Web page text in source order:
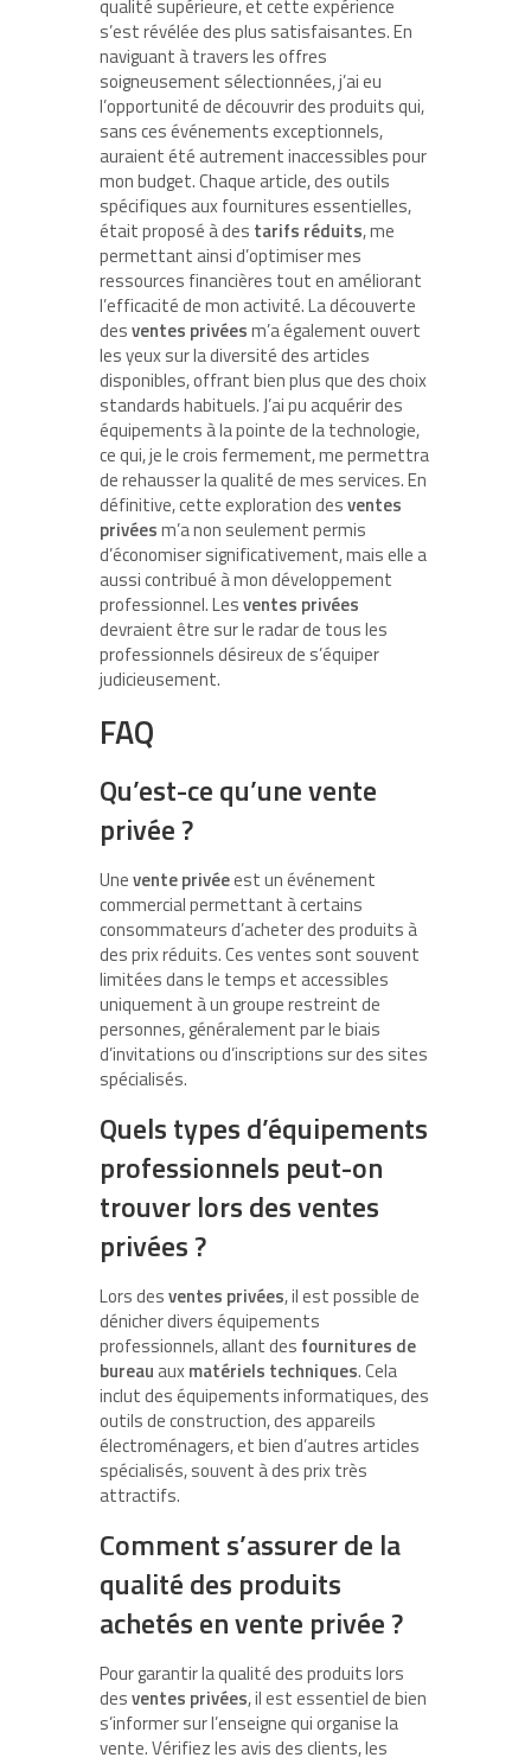
qualité supérieure, et cette expérience
s’est révélée des plus satisfaisantes. En
naviguant à travers les offres
soigneusement sélectionnées, j’ai eu
l’opportunité de découvrir des produits qui,
sans ces événements exceptionnels,
auraient été autrement inaccessibles pour
mon budget. Chaque article, des outils
spécifiques aux fournitures essentielles,
était proposé à des tarifs réduits, me
permettant ainsi d’optimiser mes
ressources financières tout en améliorant
l’efficacité de mon activité. La découverte
desventes privéesm’a également ouvert
les yeux sur la diversité des articles
disponibles, offrant bien plus que des choix
standards habituels. J’ai pu acquérir des
équipements à la pointe de la technologie,
ce qui, je le crois fermement, me permettra
de rehausser la qualité de mes services. En
définitive, cette exploration desventes
privéesm’a non seulement permis
d’économiser significativement, mais elle a
aussi contribué à mon développement
professionnel. Lesventes privées
devraient être sur le radar de tous les
professionnels désireux de s’équiper
judicieusement.
FAQ
Qu’est-ce qu’une vente
privée ?
Unevente privéeest un événement
commercial permettant à certains
consommateurs d’acheter des produits à
des prix réduits. Ces ventes sont souvent
limitées dans le temps et accessibles
uniquement à un groupe restreint de
personnes, généralement par le biais
d’invitations ou d’inscriptions sur des sites
spécialisés.
Quels types d’équipements
professionnels peut-on
trouver lors des ventes
privées ?
Lors desventes privées, il est possible de
dénicher divers équipements
professionnels, allant des fournitures de
bureau auxmatériels techniques. Cela
inclut des équipements informatiques, des
outils de construction, des appareils
électroménagers, et bien d’autres articles
spécialisés, souvent à des prix très
attractifs.
Comment s’assurer de la
qualité des produits
achetés en vente privée ?
Pour garantir la qualité des produits lors
desventes privées, il est essentiel de bien
s’informer sur l’enseigne qui organise la
vente. Vérifiez les avis des clients, les